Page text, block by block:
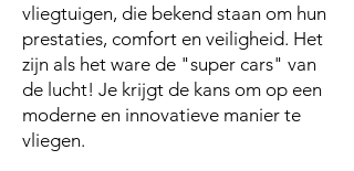
vliegtuigen, die bekend staan om hun
prestaties, comfort en veiligheid. Het
zijn als het ware de "super cars" van
de lucht! Je krijgt de kans om op een
moderne en innovatieve manier te
vliegen.